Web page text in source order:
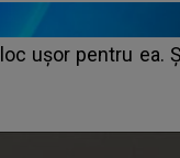
ușor pentru ea.